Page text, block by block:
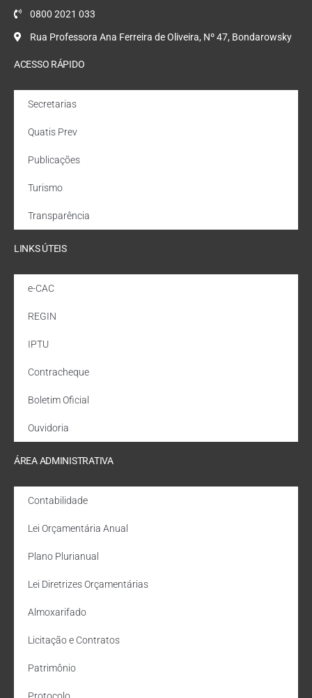
0800 2021 033
Rua Professora Ana Ferreira de Oliveira, Nº 47, Bondarowsky
ACESSO RÁPIDO
Secretarias
Quatis Prev
Publicações
Turismo
Transparência
LINKS ÚTEIS
e-CAC
REGIN
IPTU
Contracheque
Boletim Oficial
Ouvidoria
ÁREA ADMINISTRATIVA
Contabilidade
Lei Orçamentária Anual
Plano Plurianual
Lei Diretrizes Orçamentárias
Almoxarifado
Licitação e Contratos
Patrimônio